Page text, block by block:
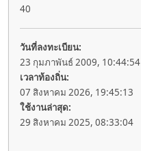
40
วันที่ลงทะเบียน:
23 กุมภาพันธ์ 2009, 10:44:54
เวลาท้องถิ่น:
07 สิงหาคม 2026, 19:45:13
ใช้งานล่าสุด:
29 สิงหาคม 2025, 08:33:04